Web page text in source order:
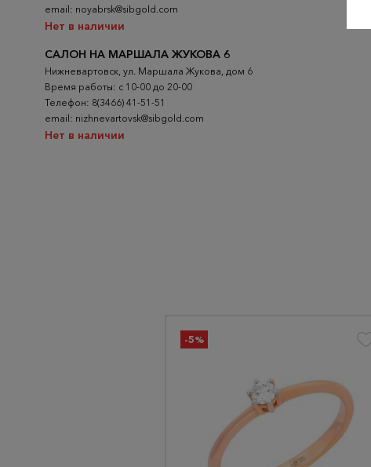
email: noyabrsk@sibgold.com
Нет в наличии
САЛОН НА МАРШАЛА ЖУКОВА 6
Нижневартовск, ул. Маршала Жукова, дом 6
Время работы: с 10-00 до 20-00
Телефон: 8(3466) 41-51-51
email: nizhnevartovsk@sibgold.com
Нет в наличии
-5%